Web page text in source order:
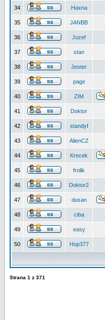
34 Haxna
35 JANBB
36 Jozef
37 stan
38 Jester
39 page
40 ZIM
41 Doktor
42 standyf
43 AlienCZ
44 Krecek
45 frolik
46 Doktor2
47 dusan
48 ciba
49 easy
50 Hop377
Strana 1 z 371